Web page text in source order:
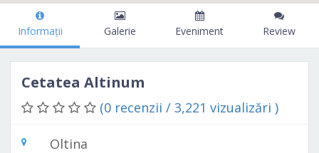
Informații Galerie Eveniment Review
Cetatea Altinum
(0 recenzii / 3,221 vizualizări )
Oltina